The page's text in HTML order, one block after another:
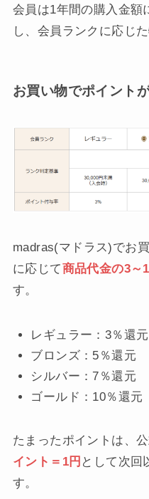
会員は1年間の購入金額
し、会員ランクに応じ
お買い物でポイント
madras(マドラス)でお
に応じて商品代金の3～
す。
レギュラー：3％還元
ブロンズ：5％還元
シルバー：7％還元
ゴールド：10％還元
たまったポイントは、
イント＝1円 として次回
す。